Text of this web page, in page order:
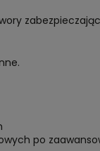
po